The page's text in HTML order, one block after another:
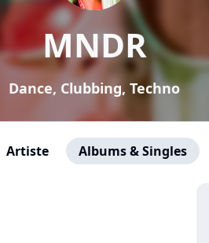
MNDR
Dance, Clubbing, Techno
Artiste Albums & Singles